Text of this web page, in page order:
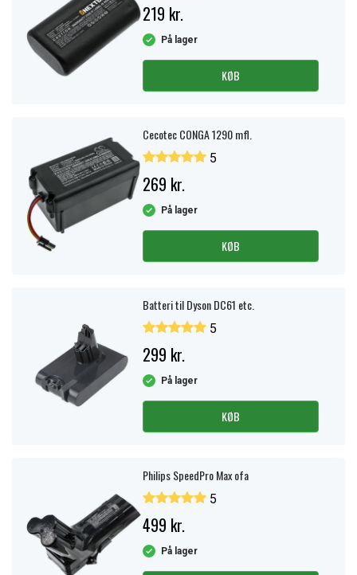
219 kr.
På lager
KØB
Cecotec CONGA 1290 mfl.
5
269 kr.
På lager
KØB
Batteri til Dyson DC61 etc.
5
299 kr.
På lager
KØB
Philips SpeedPro Max ofa
5
499 kr.
På lager